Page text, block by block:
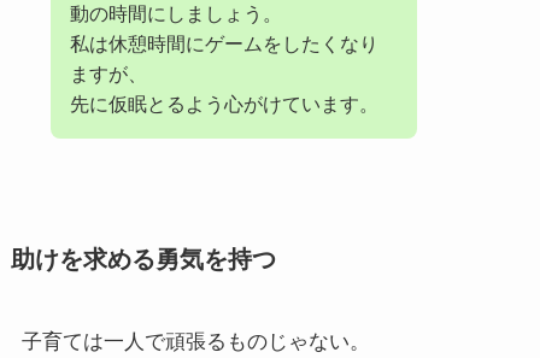
動の時間にしましょう。
私は休憩時間にゲームをしたくなり
ますが、
先に仮眠とるよう心がけています。
助けを求める勇気を持つ
子育ては一人で頑張るものじゃない。